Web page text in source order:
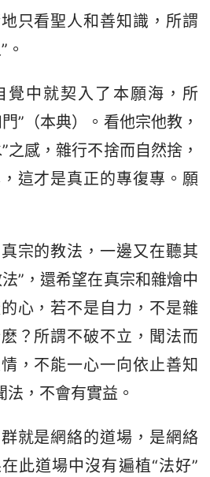
只看聖人和善知識，所謂
。
覺中就契入了本願海，所
”（本典）。看他宗他教，
之感，雜行不捨而自然捨，
這才是真正的專復專。願
宗的教法，一邊又在聽其
”，還希望在真宗和雜燴中
心，若不是自力，不是雜
？所謂不破不立，聞法而
，不能一心一向依止善知
法，不會有實益。
就是網絡的道場，是網絡
此道場中沒有遍植“法好”